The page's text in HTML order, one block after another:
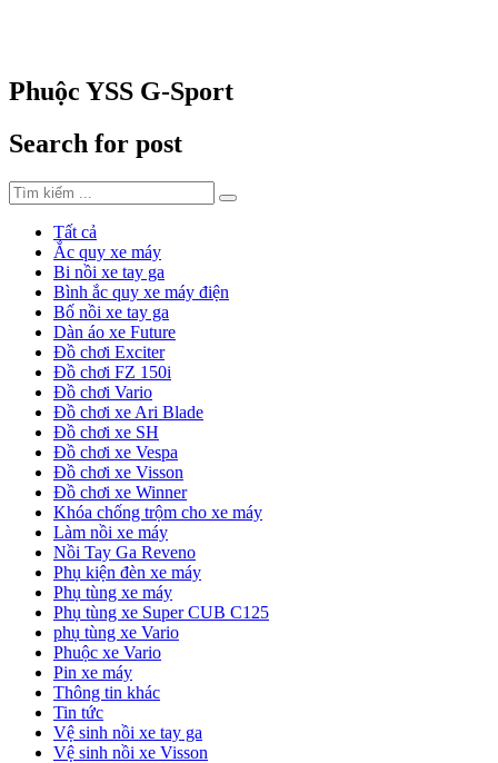
Phuộc YSS G-Sport
Search for post
Tất cả
Ắc quy xe máy
Bi nồi xe tay ga
Bình ắc quy xe máy điện
Bố nồi xe tay ga
Dàn áo xe Future
Đồ chơi Exciter
Đồ chơi FZ 150i
Đồ chơi Vario
Đồ chơi xe Ari Blade
Đồ chơi xe SH
Đồ chơi xe Vespa
Đồ chơi xe Visson
Đồ chơi xe Winner
Khóa chống trộm cho xe máy
Làm nồi xe máy
Nồi Tay Ga Reveno
Phụ kiện đèn xe máy
Phụ tùng xe máy
Phụ tùng xe Super CUB C125
phụ tùng xe Vario
Phuộc xe Vario
Pin xe máy
Thông tin khác
Tin tức
Vệ sinh nồi xe tay ga
Vệ sinh nồi xe Visson